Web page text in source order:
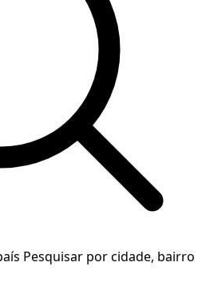
Pesquisar por cidade, bairro